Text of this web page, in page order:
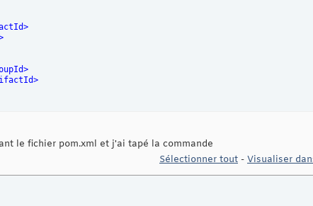
>
>
>
le fichier pom.xml et j'ai tapé la commande
Sélectionner tout - Visualiser